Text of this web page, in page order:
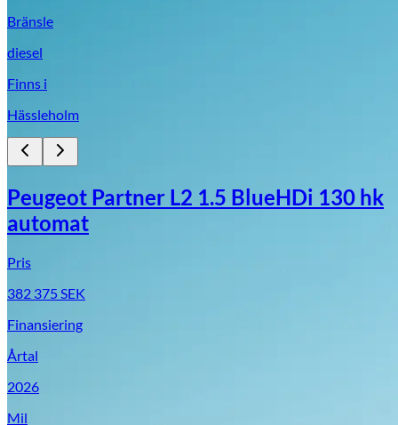
Bränsle
diesel
Finns i
Hässleholm
Peugeot Partner L2 1.5 BlueHDi 130 hk
automat
Pris
382 375SEK
Finansiering
Årtal
2026
Mil